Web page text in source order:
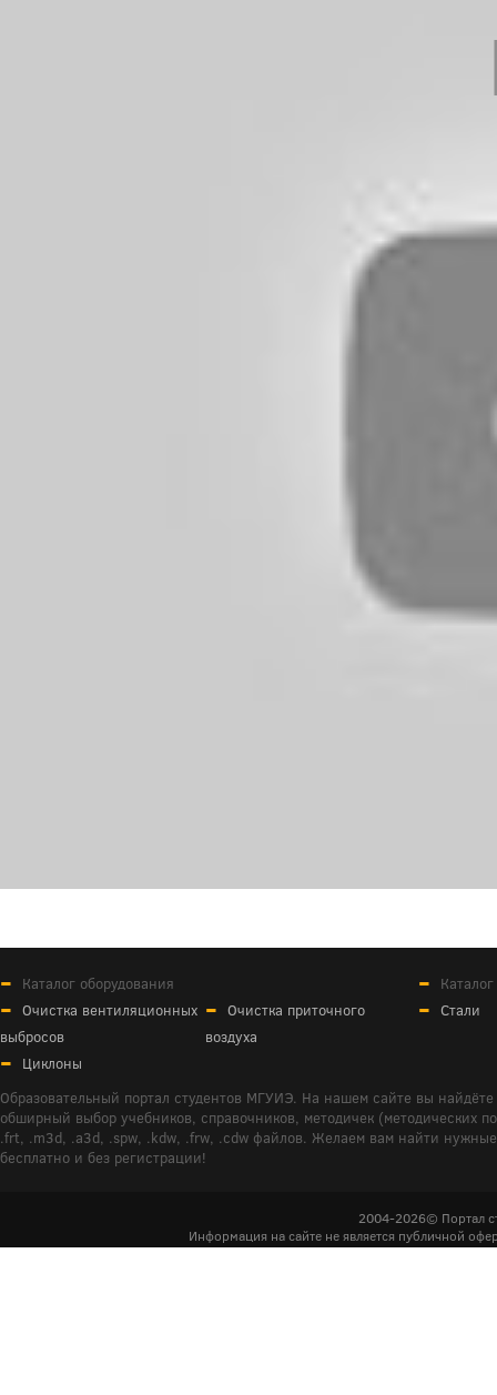
Каталог оборудования
Очистка вентиляционных
выбросов
Очистка приточного
воздуха
Циклоны
Стали
Образовательный портал студентов МГУИЭ. На нашем сайте вы
обширный выбор учебников, справочников, методичек (методических
.frt, .m3d, .a3d, .spw, .kdw, .frw, .cdw файлов. Желаем вам найти
бесплатно и без регистрации!
2004-2026© Портал
Информация на сайте не является публичной